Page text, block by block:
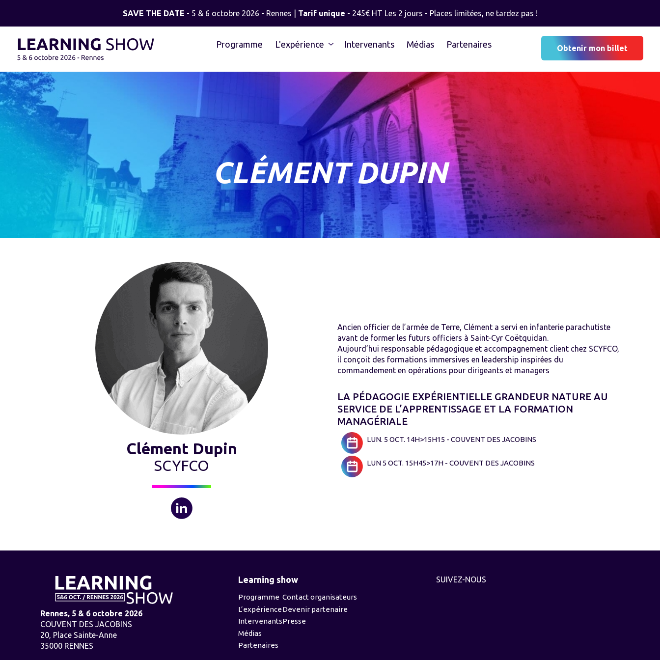
SAVE THE DATE - 5 & 6 octobre 2026 - Rennes | Tarif unique - 245€ HT Les 2 jours - Places limitées, ne tardez pas !
Programme L'expérience Intervenants Médias Partenaires Obtenir mon billet
CLÉMENT DUPIN
Clément Dupin
SCYFCO
Ancien officier de l’armée de Terre, Clément a servi en infanterie parachutiste
avant de former les futurs officiers à Saint-Cyr Coëtquidan.
Aujourd’hui responsable pédagogique et accompagnement client chez SCYFCO,
il conçoit des formations immersives en leadership inspirées du
commandement en opérations pour dirigeants et managers
LA PÉDAGOGIE EXPÉRIENTIELLE GRANDEUR NATURE AU
SERVICE DE L’APPRENTISSAGE ET LA FORMATION
MANAGÉRIALE
LUN. 5 OCT. 14H>15H15 - COUVENT DES JACOBINS
LUN 5 OCT. 15H45>17H - COUVENT DES JACOBINS
Rennes, 5 & 6 octobre 2026
COUVENT DES JACOBINS
20, Place Sainte-Anne
35000 RENNES
Learning show
Programme
L’expérience
Intervenants
Médias
Partenaires
Contact organisateurs
Devenir partenaire
Presse
SUIVEZ-NOUS